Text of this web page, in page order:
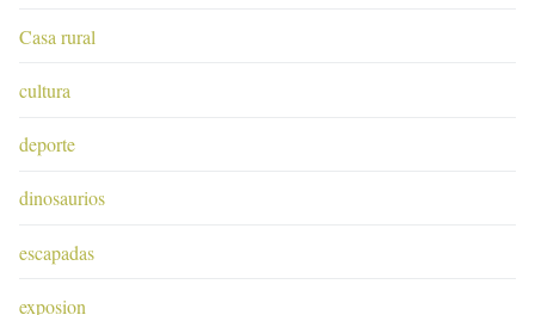
Casa rural
cultura
deporte
dinosaurios
escapadas
exposion